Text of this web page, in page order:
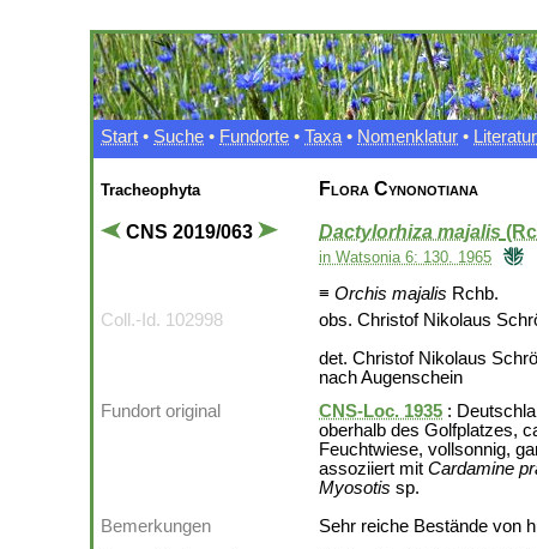
Start • Suche • Fundorte • Taxa • Nomenklatur • Literatur
Tracheophyta
CNS 2019/063
Flora Cynonotiana
Dactylorhiza majalis
in Watsonia 6: 130. 1965
≡ Orchis majalis Rchb.
Coll.-Id. 102998
obs. Christof Nikolaus
det. Christof Nikolaus
nach Augenschein
Fundort original
CNS-Loc. 1935 :
oberhalb des Golfplatzes,
Feuchtwiese, vollsonnig,
assoziiert mit Cardamine
Myosotis sp.
Bemerkungen
Sehr reiche Bestände von